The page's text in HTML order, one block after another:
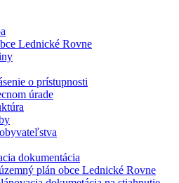
Lednické Rovne
o prístupnosti
úrade
dokumentácia
plán obce Lednické Rovne